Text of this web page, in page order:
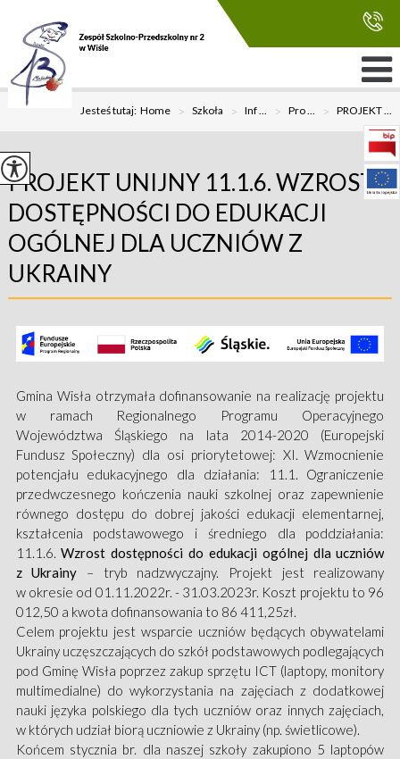
Jesteś tutaj:Home > Szkoła > Inf ... > Pro ... > PROJEKT ...
PROJEKT UNIJNY 11.1.6. WZROST
DOSTĘPNOŚCI DO EDUKACJI
OGÓLNEJ DLA UCZNIÓW Z
UKRAINY
Gmina Wisła otrzymała dofinansowanie na realizację projektu
w ramach Regionalnego Programu Operacyjnego
Województwa Śląskiego na lata 2014-2020 (Europejski
Fundusz Społeczny) dla osi priorytetowej: XI. Wzmocnienie
potencjału edukacyjnego dla działania: 11.1. Ograniczenie
przedwczesnego kończenia nauki szkolnej oraz zapewnienie
równego dostępu do dobrej jakości edukacji elementarnej,
kształcenia podstawowego i średniego dla poddziałania:
11.1.6.Wzrost dostępności do edukacji ogólnej dla uczniów
z Ukrainy – tryb nadzwyczajny. Projekt jest realizowany
w okresie od 01.11.2022r. - 31.03.2023r. Koszt projektu to 96
012,50 a kwota dofinansowania to 86 411,25zł.
Celem projektu jest wsparcie uczniów będących obywatelami
Ukrainy uczęszczających do szkół podstawowych podlegających
pod Gminę Wisła poprzez zakup sprzętu ICT (laptopy, monitory
multimedialne) do wykorzystania na zajęciach z dodatkowej
nauki języka polskiego dla tych uczniów oraz innych zajęciach,
w których udział biorą uczniowie z Ukrainy (np. świetlicowe).
Końcem stycznia br. dla naszej szkoły zakupiono 5 laptopów